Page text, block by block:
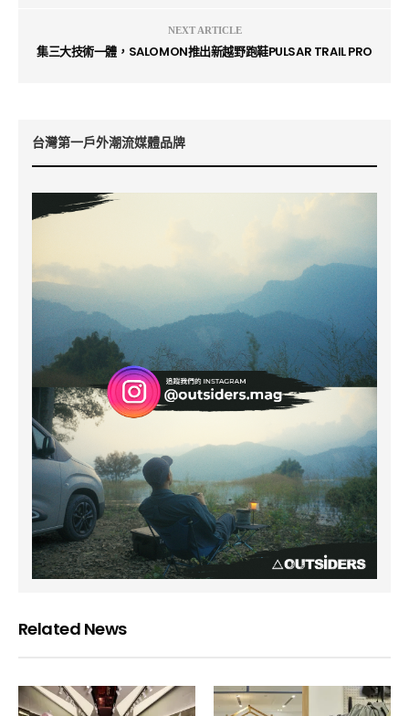
NEXT ARTICLE
集三大技術一體，SALOMON推出新越野跑鞋PULSAR TRAIL PRO
台灣第一戶外潮流媒體品牌
Related News